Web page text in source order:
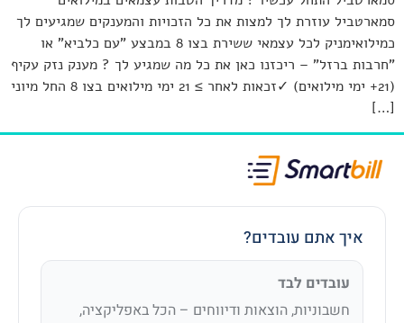
סמארטביל עוזרת לך למצות את כל הזכויות והמענקים שמגיעים לך
כמילואימניק לכל עצמאי ששירת בצו 8 במבצע "עם כלביא" או
"חרבות ברזל" – ריכזנו כאן את כל מה שמגיע לך ? מענק נזק עקיף
(21+ ימי מילואים) ✓זכאות לאחר ≥ 21 ימי מילואים בצו 8 החל מיוני
[…]
איך אתם עובדים?
עובדים לבד
חשבוניות, הוצאות ודיווחים – הכל באפליקציה,